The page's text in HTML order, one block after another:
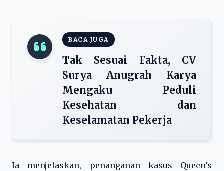
BACA JUGA
Tak Sesuai Fakta, CV
Surya Anugrah Karya
Mengaku Peduli
Kesehatan dan
Keselamatan Pekerja
Ia menjelaskan, penanganan kasus Queen’s